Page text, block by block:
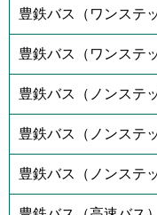
豊鉄バス（ワンステ
豊鉄バス（ワンステ
豊鉄バス（ノンステ
豊鉄バス（ノンステ
豊鉄バス（ノンステ